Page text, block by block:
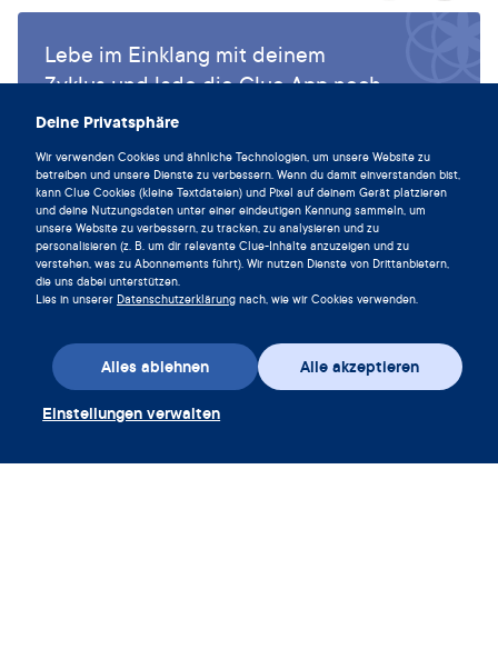
Deine Privatsphäre
Wir verwenden Cookies und ähnliche Technologien, um unsere Website zu
betreiben und unsere Dienste zu verbessern. Wenn du damit einverstanden bist,
kann Clue Cookies (kleine Textdateien) und Pixel auf deinem Gerät platzieren
und deine Nutzungsdaten unter einer eindeutigen Kennung sammeln, um
unsere Website zu verbessern, zu tracken, zu analysieren und zu
personalisieren (z. B. um dir relevante Clue-Inhalte anzuzeigen und zu
verstehen, was zu Abonnements führt). Wir nutzen Dienste von Drittanbietern,
die uns dabei unterstützen.
Lies in unserer Datenschutzerklärung nach, wie wir Cookies verwenden.
Alle akzeptieren
Alles ablehnen
Einstellungen verwalten
Lebe im Einklang mit deinem
Zyklus und lade die Clue App noch
heute herunter.
Clue herunterladen